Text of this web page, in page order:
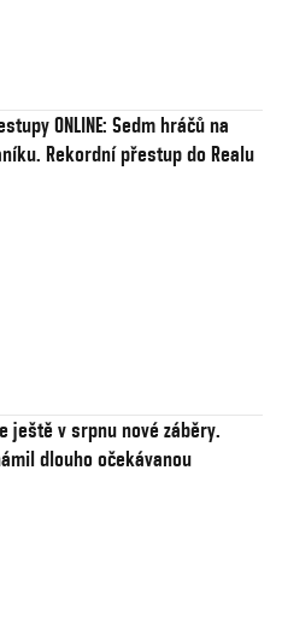
ONLINE: Sedm hráčů na
Rekordní přestup do Realu
ještě v srpnu nové záběry.
dlouho očekávanou